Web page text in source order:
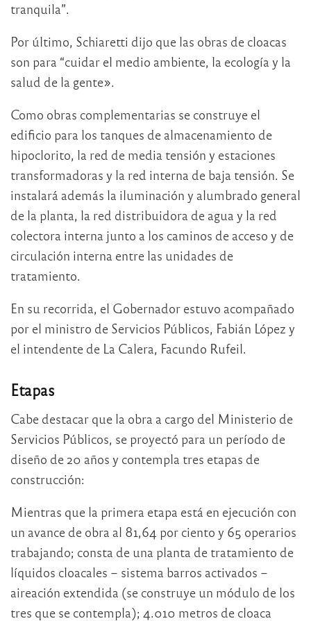
tranquila”.
Por último, Schiaretti dijo que las obras de cloacas
son para “cuidar el medio ambiente, la ecología y la
salud de la gente».
Como obras complementarias se construye el
edificio para los tanques de almacenamiento de
hipoclorito, la red de media tensión y estaciones
transformadoras y la red interna de baja tensión. Se
instalará además la iluminación y alumbrado general
de la planta, la red distribuidora de agua y la red
colectora interna junto a los caminos de acceso y de
circulación interna entre las unidades de
tratamiento.
En su recorrida, el Gobernador estuvo acompañado
por el ministro de Servicios Públicos, Fabián López y
el intendente de La Calera, Facundo Rufeil.
Etapas
Cabe destacar que la obra a cargo del Ministerio de
Servicios Públicos, se proyectó para un período de
diseño de 20 años y contempla tres etapas de
construcción:
Mientras que la primera etapa está en ejecución con
un avance de obra al 81,64 por ciento y 65 operarios
trabajando; consta de una planta de tratamiento de
líquidos cloacales – sistema barros activados –
aireación extendida (se construye un módulo de los
tres que se contempla); 4.010 metros de cloaca